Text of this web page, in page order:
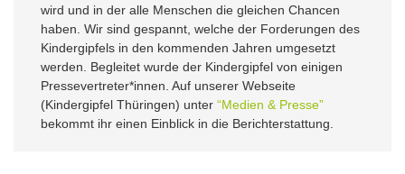
wird und in der alle Menschen die gleichen Chancen
haben. Wir sind gespannt, welche der Forderungen des
Kindergipfels in den kommenden Jahren umgesetzt
werden. Begleitet wurde der Kindergipfel von einigen
Pressevertreter*innen. Auf unserer Webseite
(Kindergipfel Thüringen) unter “Medien & Presse”
bekommt ihr einen Einblick in die Berichterstattung.